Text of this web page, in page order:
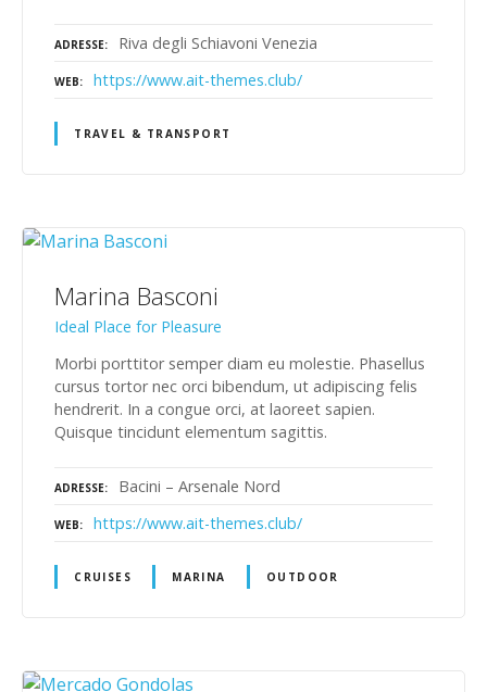
ADRESSE Riva degli Schiavoni Venezia
WEB https://www.ait-themes.club/
TRAVEL & TRANSPORT
Marina Basconi
Ideal Place for Pleasure
Morbi porttitor semper diam eu molestie. Phasellus
cursus tortor nec orci bibendum, ut adipiscing felis
hendrerit. In a congue orci, at laoreet sapien.
Quisque tincidunt elementum sagittis.
ADRESSE Bacini – Arsenale Nord
WEB https://www.ait-themes.club/
CRUISES MARINA OUTDOOR